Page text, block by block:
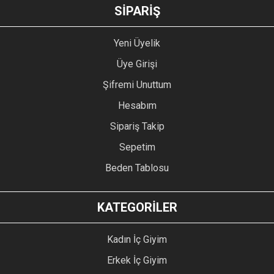
GÖNDER
SİPARİŞ
Yeni Üyelik
Üye Girişi
Şifremi Unuttum
Hesabım
Sipariş Takip
Sepetim
Beden Tablosu
KATEGORİLER
Kadın İç Giyim
Erkek İç Giyim